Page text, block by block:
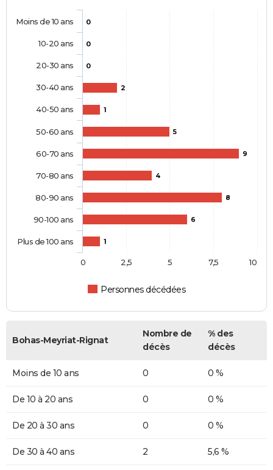
0
0
0
2
1
5
9
4
8
6
1
Personnes décédées
Moins de 10 ans
10-20 ans
20-30 ans
30-40 ans
40-50 ans
50-60 ans
60-70 ans
70-80 ans
80-90 ans
90-100 ans
Plus de 100 ans
0 10
2,5 5 7,5
Bohas-Meyriat-Rignat
Nombre de
décès
% des
décès
Moins de 10 ans 0 0 %
De 10 à 20 ans 0 0 %
De 20 à 30 ans 0 0 %
De 30 à 40 ans 2 5,6 %